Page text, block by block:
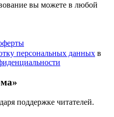
вы можете в любой
персональных данных в
поддержке читателей.